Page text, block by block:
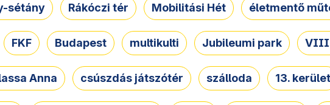
sétány Rákóczi tér Mobilitási Hét életmentő
FKF Budapest multikulti Jubileumi park
Anna csúszdás játszótér szálloda 13. kerület